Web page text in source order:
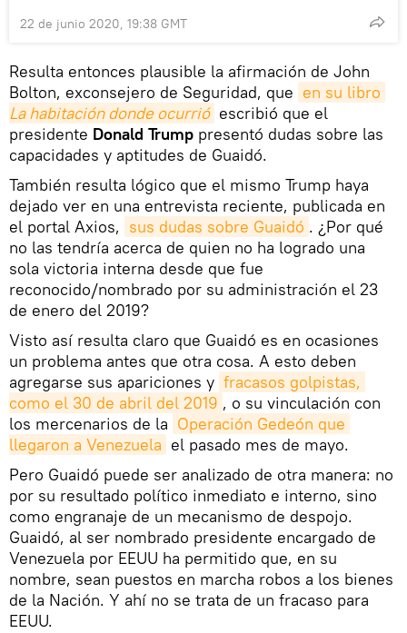
22 de junio 2020, 19:38 GMT
Resulta entonces plausible la afirmación de John
Bolton, exconsejero de Seguridad, que
La habitación donde ocurrió escribió que el
presidente Donald Trump presentó dudas sobre las
capacidades y aptitudes de Guaidó.
También resulta lógico que el mismo Trump haya
dejado ver en una entrevista reciente, publicada en
el portal Axios, sus dudas sobre Guaidó . ¿Por qué
no las tendría acerca de quien no ha logrado una
sola victoria interna desde que fue
reconocido/nombrado por su administración el 23
de enero del 2019?
Visto así resulta claro que Guaidó es en ocasiones
un problema antes que otra cosa. A esto deben
agregarse sus apariciones y fracasos golpistas,
como el 30 de abril del 2019 , o su vinculación con
los mercenarios de la Operación Gedeón que
llegaron a Venezuela el pasado mes de mayo.
Pero Guaidó puede ser analizado de otra manera: no
por su resultado político inmediato e interno, sino
como engranaje de un mecanismo de despojo.
Guaidó, al ser nombrado presidente encargado de
Venezuela por EEUU ha permitido que, en su
nombre, sean puestos en marcha robos a los bienes
de la Nación. Y ahí no se trata de un fracaso para
EEUU.